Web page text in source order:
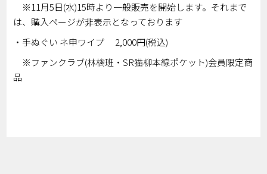
※11月5日(水)15時より一般販売を開始します。それまで
は、購入ページが非表示となっております
・手ぬぐい ネ申ワイプ 2,000円(税込)
※ファンクラブ(林檎班・SR猫柳本線ポケット)会員限定商
品